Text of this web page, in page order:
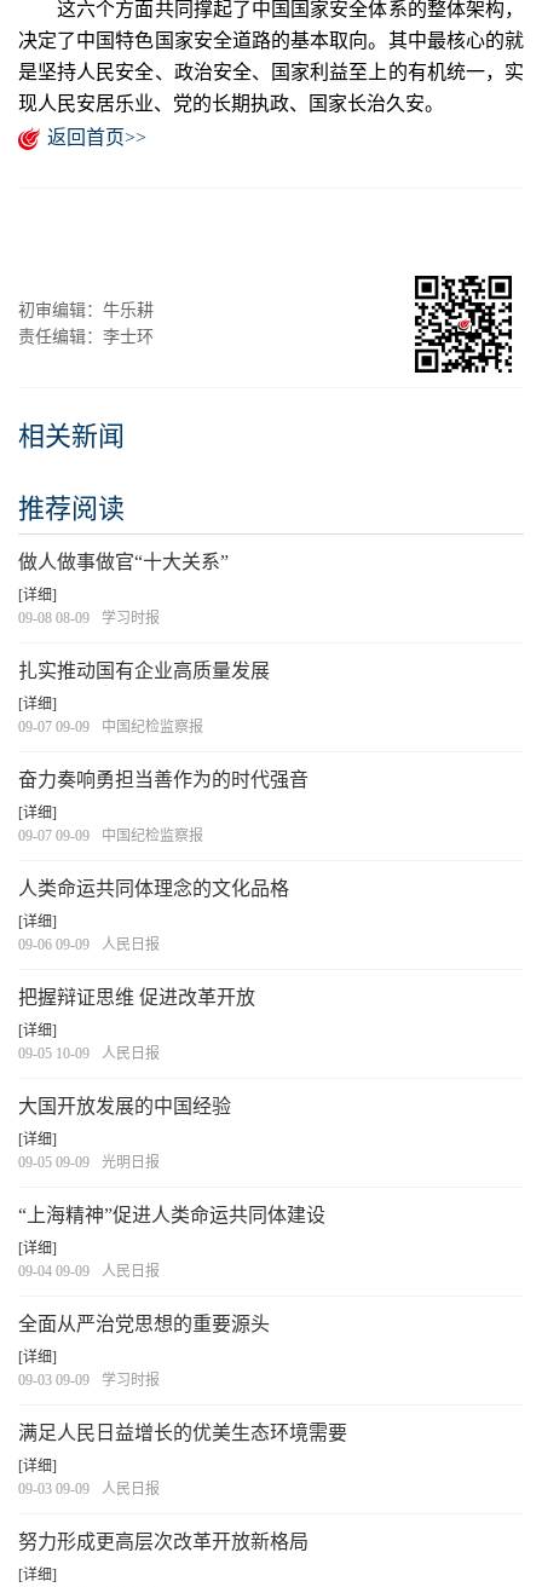
这六个方面共同撑起了中国国家安全体系的整体架构，
决定了中国特色国家安全道路的基本取向。其中最核心的就
是坚持人民安全、政治安全、国家利益至上的有机统一，实
现人民安居乐业、党的长期执政、国家长治久安。
返回首页>>
初审编辑：牛乐耕
责任编辑：李士环
相关新闻
推荐阅读
做人做事做官“十大关系”
[详细]
09-08 08-09
学习时报
扎实推动国有企业高质量发展
[详细]
09-07 09-09
中国纪检监察报
奋力奏响勇担当善作为的时代强音
[详细]
09-07 09-09
中国纪检监察报
人类命运共同体理念的文化品格
[详细]
09-06 09-09
人民日报
把握辩证思维 促进改革开放
[详细]
09-05 10-09
人民日报
大国开放发展的中国经验
[详细]
09-05 09-09
光明日报
“上海精神”促进人类命运共同体建设
[详细]
09-04 09-09
人民日报
全面从严治党思想的重要源头
[详细]
09-03 09-09
学习时报
满足人民日益增长的优美生态环境需要
[详细]
09-03 09-09
人民日报
努力形成更高层次改革开放新格局
[详细]